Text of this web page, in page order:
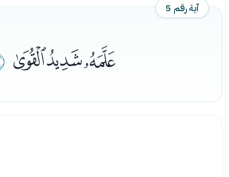
آية رقم 5
ﭦﭧﭨ